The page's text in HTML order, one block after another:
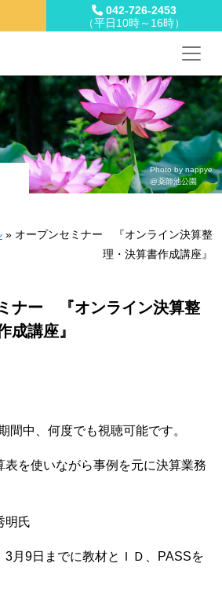
ン
042-726-2453
（平日10時～16時）
Photo by nappye
@薬師池公園
» オープンセミナー 『オンライン決算整
理・決算書作成講座』
ナー 『オンライン決算整
成講座』
間中、何度でも視聴可能です。
表を使いながら事例を元に決算業務
氏
月9日までに教材とＩＤ、PASSを